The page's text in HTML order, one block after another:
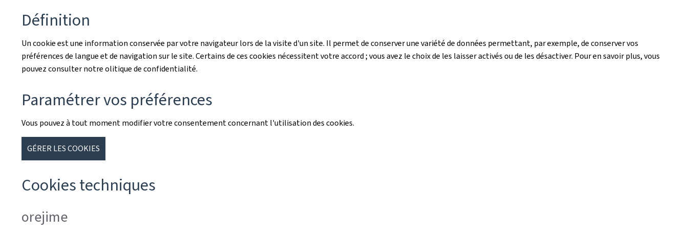
Définition
Un cookie est une information conservée par votre navigateur lors de la visite d'un site. Il permet de conserver une variété de données permettant, par exemple, de conserver vos
préférences de langue et de navigation sur le site. Certains de ces cookies nécessitent votre accord ; vous avez le choix de les laisser activés ou de les désactiver. Pour en savoir plus, vous
pouvez consulter notre olitique de confidentialité.
Paramétrer vos préférences
Vous pouvez à tout moment modifier votre consentement concernant l'utilisation des cookies.
GÉRER LES COOKIES
Cookies techniques
orejime